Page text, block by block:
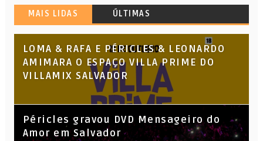
MAIS LIDAS ÚLTIMAS
LOMA & RAFA E PÉRICLES & LEONARDO
AMIMARA O ESPAÇO VILLA PRIME DO
VILLAMIX SALVADOR
Péricles gravou DVD Mensageiro do
Amor em Salvador